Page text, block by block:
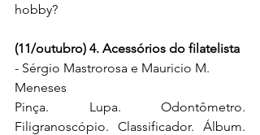
hobby?
(11/outubro) 4. Acessórios do filatelista
- Sérgio Mastrorosa e Mauricio M.
Meneses
Pinça. Lupa. Odontômetro.
Filigranoscópio. Classificador. Álbum.